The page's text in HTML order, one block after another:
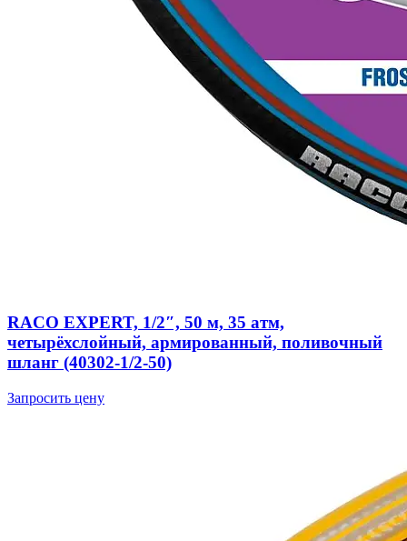
RACO EXPERT, 1/2″, 50 м, 35 атм,
четырёхслойный, армированный, поливочный
шланг (40302-1/2-50)
Запросить цену